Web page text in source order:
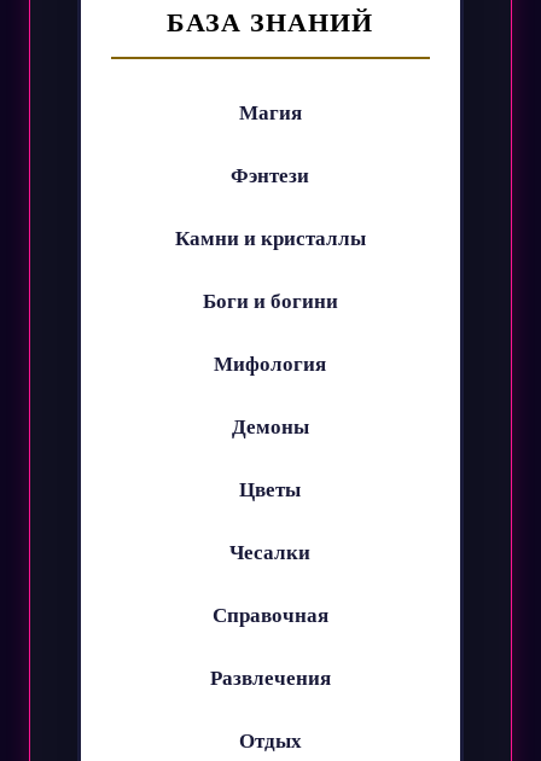
БАЗА ЗНАНИЙ
Магия
Фэнтези
Камни и кристаллы
Боги и богини
Мифология
Демоны
Цветы
Чесалки
Справочная
Развлечения
Отдых